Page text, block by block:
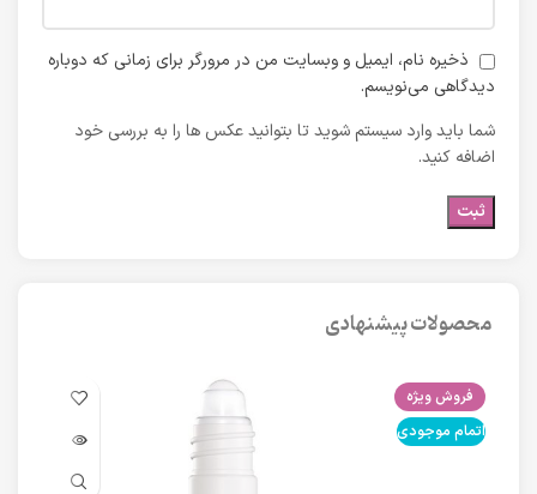
ذخیره نام، ایمیل و وبسایت من در مرورگر برای زمانی که دوباره
دیدگاهی می‌نویسم.
شما باید وارد سیستم شوید تا بتوانید عکس ها را به بررسی خود
اضافه کنید.
محصولات پیشنهادی
فروش ویژه
اتمام موجودی